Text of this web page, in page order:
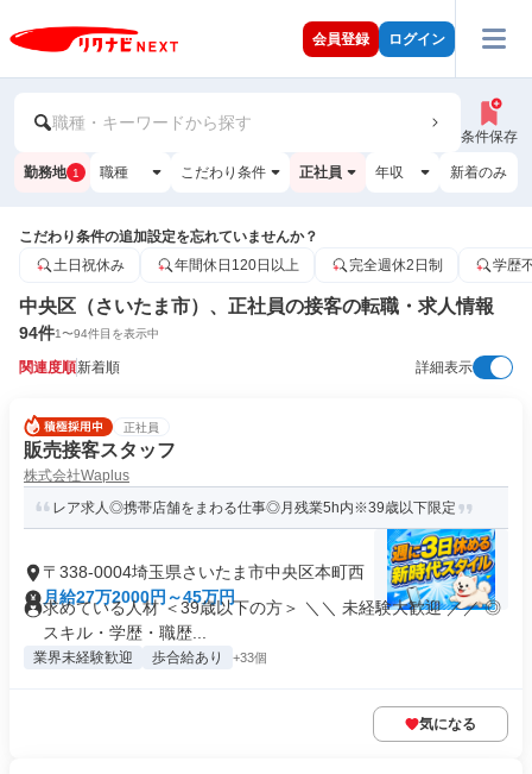
会員登録 ログイン
職種・キーワードから探す
条件保存
勤務地 1 職種 こだわり条件 正社員 年収 新着のみ
こだわり条件の追加設定を忘れていませんか？
土日祝休み
年間休日120日以上 完全週休2日制 学歴
中央区（さいたま市）、正社員の接客の転職・求人情報
94件1〜94件目を表示中
関連度順新着順 詳細表示
正社員
販売接客スタッフ
株式会社Waplus
レア求人◎携帯店舗をまわる仕事◎月残業5h内※39歳以下限定
〒338-0004埼玉県さいたま市中央区本町西
月給27万2000円～45万円
求めている人材 ＜39歳以下の方＞ ＼＼ 未経験大歓迎 ／／ ◎
スキル・学歴・職歴...
業界未経験歓迎 歩合給あり +33個
気になる